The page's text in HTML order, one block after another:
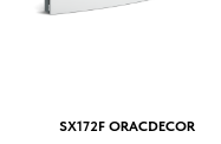
SX172F ORACDECOR